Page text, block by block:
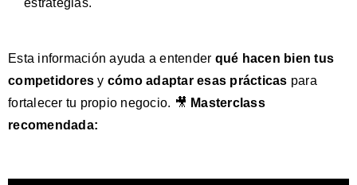
estrategias.
Esta información ayuda a entender qué hacen bien tus
competidores y cómo adaptar esas prácticas para
fortalecer tu propio negocio. 🎥 Masterclass
recomendada: